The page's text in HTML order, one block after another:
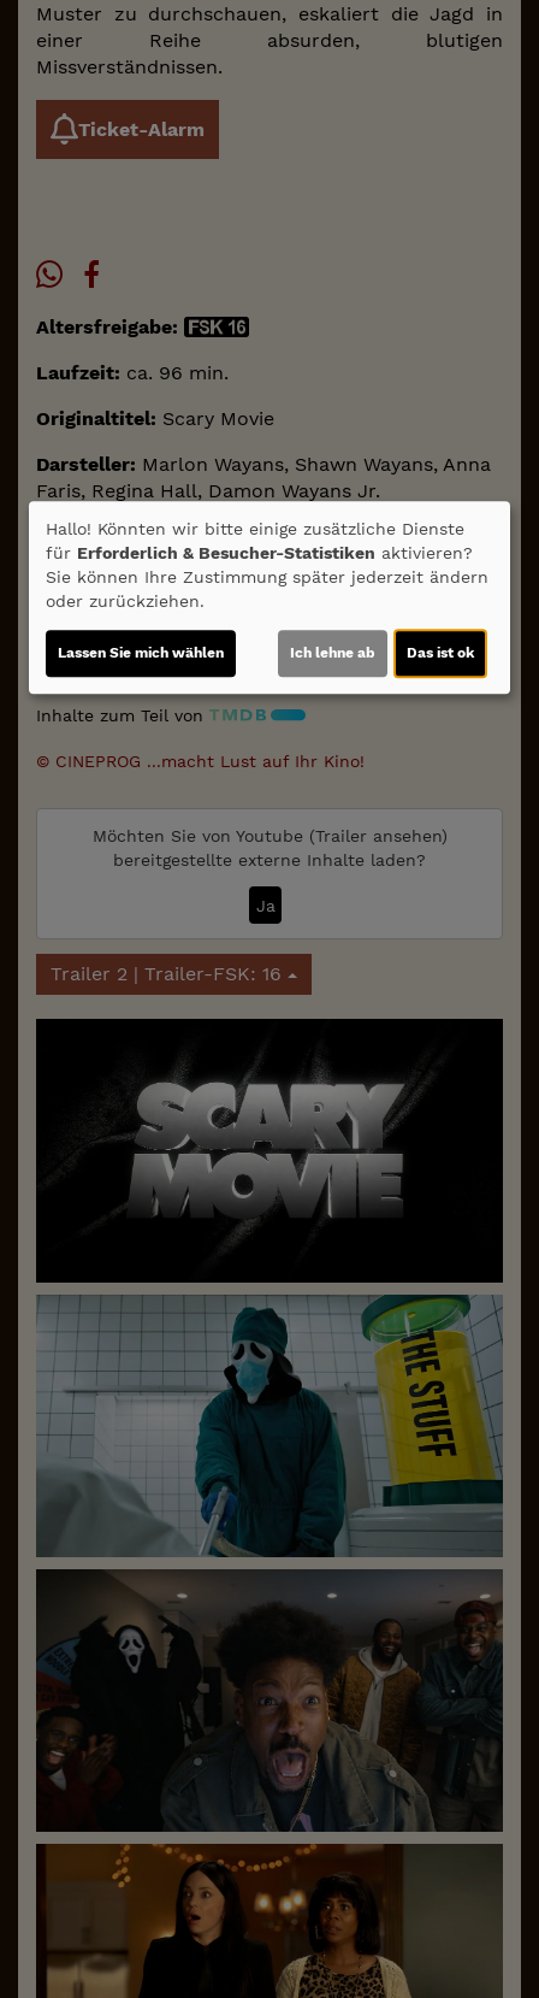
Muster zu durchschauen, eskaliert die Jagd in
einer Reihe absurden, blutigen
Missverständnissen.
Ticket-Alarm
Altersfreigabe:
Laufzeit: ca. 96 min.
Originaltitel: Scary Movie
Darsteller: Marlon Wayans, Shawn Wayans, Anna
Faris, Regina Hall, Damon Wayans Jr.
Regie: Michael Tiddes Drehbuch: Shawn Wayans,
Marlon Wayans, Keenen Ivory Wayans, Rick
Alvarez, Craig Wayans Kamera:Terry Stacey;
Genre:
Komödie, Horror Land: USA 2026
Verleih:
Sony/Paramount
Inhalte zum Teil von
© CINEPROG ...macht Lust auf Ihr Kino!
Möchten Sie von Youtube (Trailer ansehen)
bereitgestellte externe Inhalte laden?
Ja
Trailer 2 | Trailer-FSK: 16
Hallo! Könnten wir bitte einige zusätzliche Dienste
für Erforderlich & Besucher-Statistiken aktivieren?
Sie können Ihre Zustimmung später jederzeit ändern
oder zurückziehen.
Lassen Sie mich wählen Ich lehne ab Das ist ok